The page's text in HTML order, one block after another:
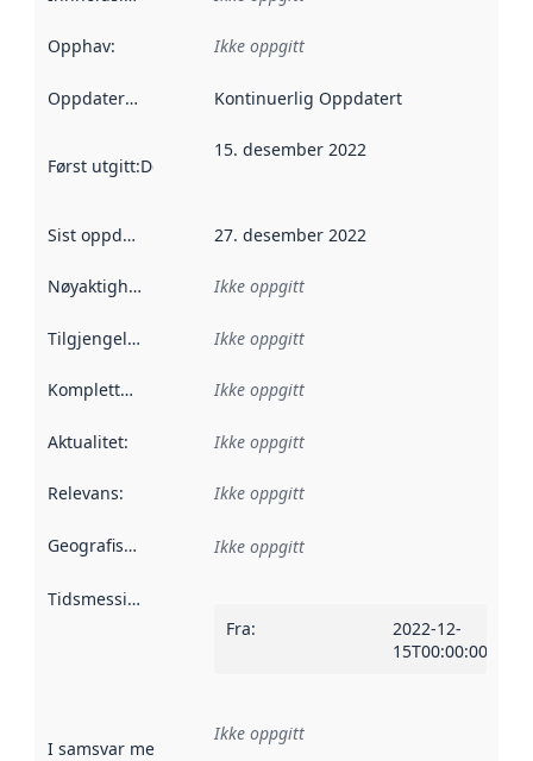
Opphav: Ikke oppgitt
Oppdateringsfrekvens :
Kontinuerlig Oppdatert
Først utgitt:Denne datoen sier når dataene i dette
15. desember 2022
Sist oppdatert 27. desember 2022
Nøyaktighet Ikke oppgitt
Tilgjengelighet Ikke oppgitt
Kompletthet Ikke oppgitt
Aktualitet: Ikke oppgitt
Relevans: Ikke oppgitt
Geografisk avgrensning :
Ikke oppgitt
Tidsmessig avgrensning
Fra:
2022-12-
15T00:00:00Z
I samsvar med Referanse til en implementasjonsregel
Ikke oppgitt